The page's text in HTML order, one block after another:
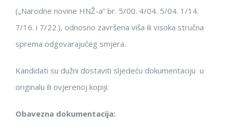
(„Narodne novine HNŽ-a“ br. 5/00. 4/04. 5/04. 1/14.
7/16. i 7/22.), odnosno završena viša ili visoka stručna
sprema odgovarajućeg smjera.
Kandidati su dužni dostaviti sljedeću dokumentaciju u
originalu ili ovjerenoj kopiji:
Obavezna dokumentacija: